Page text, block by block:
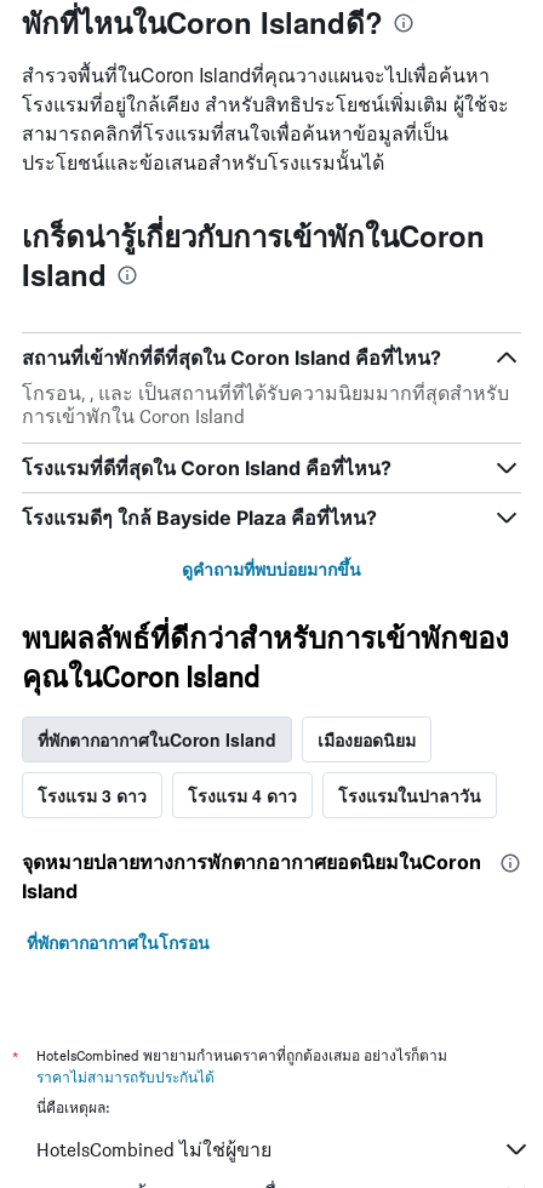
พักที่ไหนในCoron Islandดี?
สำรวจพื้นที่ในCoron Islandที่คุณวางแผนจะไปเพื่อค้นหา
โรงแรมที่อยู่ใกล้เคียง สำหรับสิทธิประโยชน์เพิ่มเติม ผู้ใช้จะ
สามารถคลิกที่โรงแรมที่สนใจเพื่อค้นหาข้อมูลที่เป็น
ประโยชน์และข้อเสนอสำหรับโรงแรมนั้นได้
เกร็ดน่ารู้เกี่ยวกับการเข้าพักในCoron
Island
สถานที่เข้าพักที่ดีที่สุดใน Coron Island คือที่ไหน?
โกรอน, , และ เป็นสถานที่ที่ได้รับความนิยมมากที่สุดสำหรับ
การเข้าพักใน Coron Island
โรงแรมที่ดีที่สุดใน Coron Island คือที่ไหน?
โรงแรมดีๆ ใกล้ Bayside Plaza คือที่ไหน?
ดูคำถามที่พบบ่อยมากขึ้น
พบผลลัพธ์ที่ดีกว่าสำหรับการเข้าพักของ
คุณในCoron Island
ที่พักตากอากาศในCoron Island เมืองยอดนิยม
โรงแรม 3 ดาว โรงแรม 4 ดาว โรงแรมในปาลาวัน
จุดหมายปลายทางการพักตากอากาศยอดนิยมในCoron
Island
ที่พักตากอากาศในโกรอน
*
HotelsCombined พยายามกำหนดราคาที่ถูกต้องเสมอ อย่างไรก็ตาม
ราคาไม่สามารถรับประกันได้
นี่คือเหตุผล:
HotelsCombined ไม่ใช่ผู้ขาย